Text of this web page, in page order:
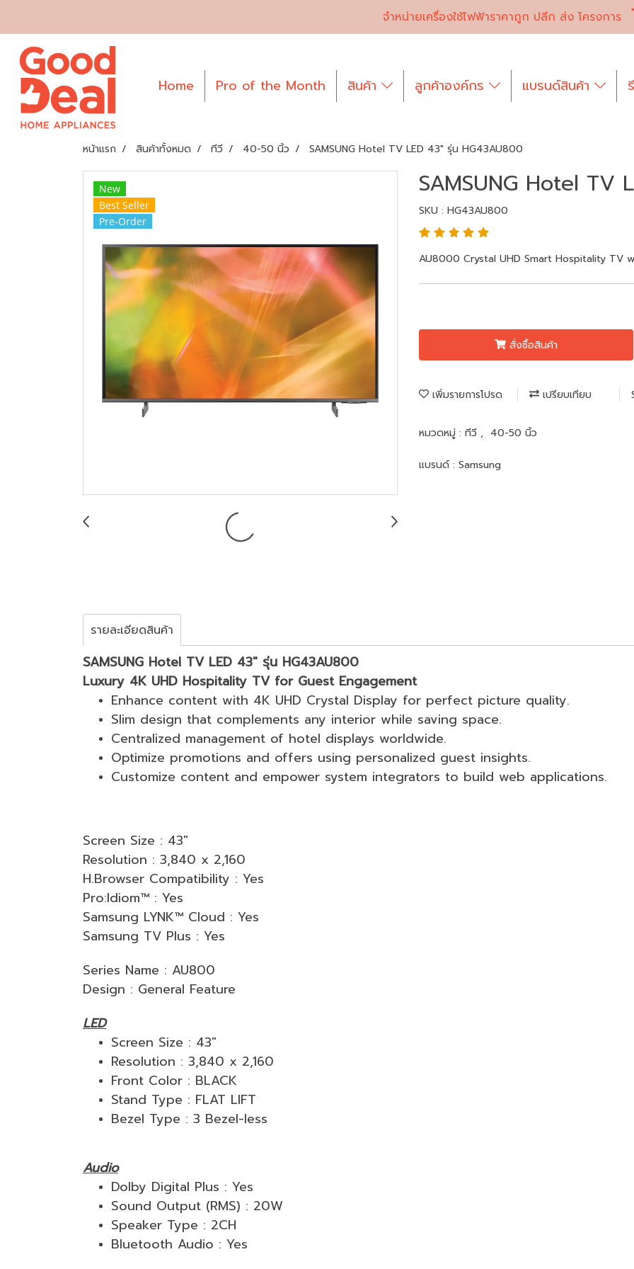
จำหน่ายเครื่องใช้ไฟฟ้าราคาถูก ปลีก ส่ง โครงการ
Home Pro of the Month สินค้า ลูกค้าองค์กร แบรนด์สินค้า
หน้าแรก สินค้าทั้งหมด ทีวี 40-50 นิ้ว SAMSUNG Hotel TV LED 43" รุ่น HG43AU800
New
Best Seller
Pre-Order
SAMSUNG Hotel TV
SKU : HG43AU800
AU8000 Crystal UHD Smart Hospitality TV
สั่งซื้อสินค้า
เพิ่มรายการโปรด เปรียบเทียบ
หมวดหมู่ : ทีวี , 40-50 นิ้ว
แบรนด์ : Samsung
รายละเอียดสินค้า
SAMSUNG Hotel TV LED 43" รุ่น HG43AU800
Luxury 4K UHD Hospitality TV for Guest Engagement
Enhance content with 4K UHD Crystal Display for perfect picture quality.
Slim design that complements any interior while saving space.
Centralized management of hotel displays worldwide.
Optimize promotions and offers using personalized guest insights.
Customize content and empower system integrators to build web applications.
Screen Size : 43"
Resolution : 3,840 x 2,160
H.Browser Compatibility : Yes
Pro:Idiom™ : Yes
Samsung LYNK™ Cloud : Yes
Samsung TV Plus : Yes
Series Name : AU800
Design : General Feature
LED
Screen Size : 43"
Resolution : 3,840 x 2,160
Front Color : BLACK
Stand Type : FLAT LIFT
Bezel Type : 3 Bezel-less
Audio
Dolby Digital Plus : Yes
Sound Output (RMS) : 20W
Speaker Type : 2CH
Bluetooth Audio : Yes